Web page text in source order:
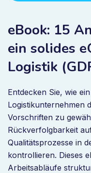
eBook: 15
ein solides
Logistik
Entdecken Sie, wie
Logistikunternehmen
Vorschriften zu
Rückverfolgbarkeit
Qualitätsprozesse in
kontrollieren. Dieses
Arbeitsabläufe